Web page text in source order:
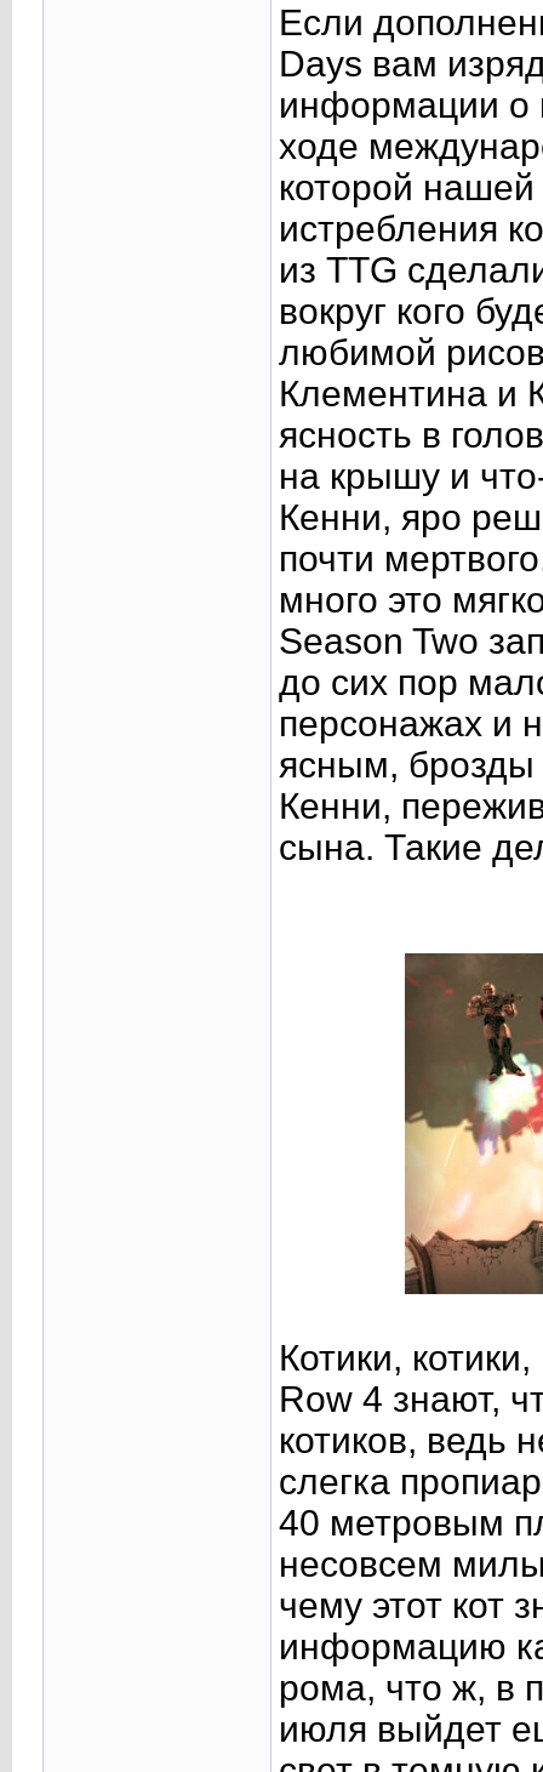
Если
Days вам
информации о
ходе
которой
истребления
из TTG
вокруг кого
любимой
Клементина и
ясность в
на крышу и
Кенни, яро
почти
много это
Season Two
до сих пор
персонажах и
ясным, брозды
Кенни,
сына. Такие
Котики,
Row 4 знают,
котиков, ведь
слегка
40 метровым
несовсем
чему этот кот
информацию
рома, что ж, в
июля выйдет